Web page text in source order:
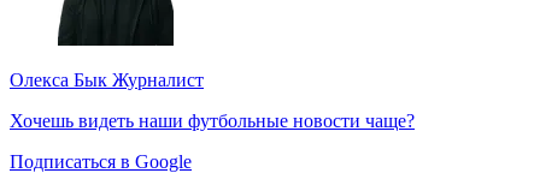
Олекса Бык Журналист
Хочешь видеть наши футбольные новости чаще?
Подписаться в Google